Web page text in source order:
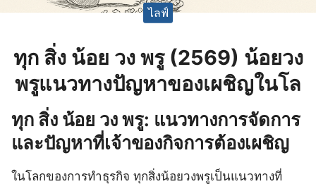
ไลฟ์
ทุก สิ่ง น้อย วง พรู (2569) น้อยวง
พรูแนวทางปัญหาของเผชิญในโล
ทุก สิ่ง น้อย วง พรู: แนวทางการจัดการ
และปัญหาที่เจ้าของกิจการต้องเผชิญ
ในโลกของการทำธุรกิจ ทุกสิ่งน้อยวงพรูเป็นแนวทางที่